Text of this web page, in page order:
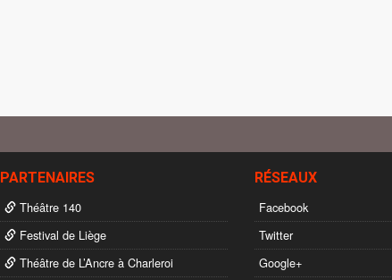
PARTENAIRES
Théâtre 140
Festival de Liège
Théâtre de L’Ancre à Charleroi
RÉSEAUX
Facebook
Twitter
Google+